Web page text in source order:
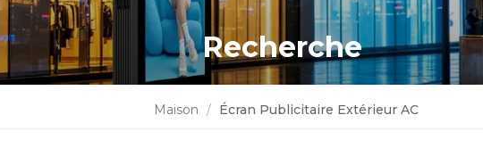
Recherche
Maison / Écran Publicitaire Extérieur AC